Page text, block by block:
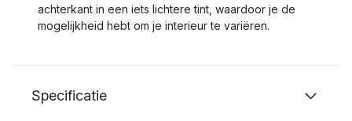
achterkant in een iets lichtere tint, waardoor je de
mogelijkheid hebt om je interieur te variëren.
Specificatie